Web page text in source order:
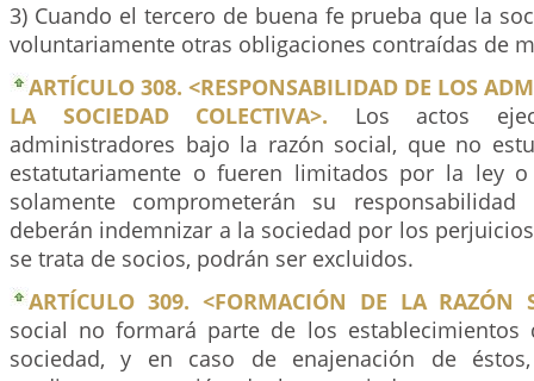
3) Cuando el tercero de buena fe prueba que la
voluntariamente otras obligaciones contraídas de
ARTÍCULO 308. <RESPONSABILIDAD DE LOS
LA SOCIEDAD COLECTIVA>. Los actos
administradores bajo la razón social, que no
estatutariamente o fueren limitados por la ley
solamente comprometerán su responsabilidad
deberán indemnizar a la sociedad por los
se trata de socios, podrán ser excluidos.
ARTÍCULO 309. <FORMACIÓN DE LA RAZÓN
social no formará parte de los establecimientos
sociedad, y en caso de enajenación de